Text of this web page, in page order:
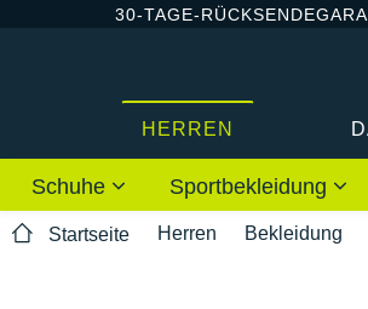
30-TAGE-
HERREN
Schuhe Sportbekleidung
Startseite Herren Bekleidung